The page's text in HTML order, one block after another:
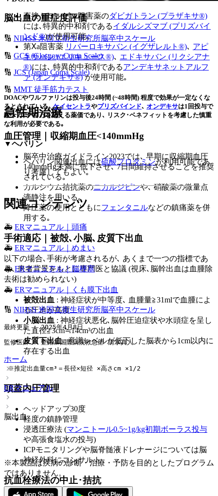
直接トロンビン阻害薬のダビガトラン (プラザキサ®)
には､特異的中和剤であるイダルシズマブ (プリズバイ
ンド®)が使用可能｡
第Ⅹa阻害薬 リバーロキサバン (イグザレルト®︎)､ アピ
キサバン (エリキュース®︎)､ エドキサバン (リクシアナ
®︎)には､ 特異的中和剤であるアンデキサネットアルフ
ァ (オンデキサ®︎)が使用可能｡
DOACやワルファリンは投与後24時間 (~48時間) 程度で効果が一定なくな
るとされている｡ケイセントラやプリズバインド､ オンデキサは1回投与で
数十万円~百万を超える薬価であり､ リスク･ベネフィットを考慮した慎重
な利用が必要である｡
▼ヘパリン
ヘパリン関連出血には硫酸プロタミンが利用可能であ
り考慮してもよい｡
関連コンテンツ
🚑 ERマニュアル｜頭痛
🚑 ERマニュアル｜めまい
🚑ERマニュアル｜脳梗塞
🚑 ERマニュアル｜くも膜下出血
🔢 NIHSS 米国立衛生研究所脳卒中スケール
最終更新 : 2025年4月8日
監修医師 : 聖路加国際病院救急部 清水真人
ホーム
ERマニュアル
脳出血
※本製品は疾病の診断・治療・予防を目的としたプログラム
ではありません。
脳出血の重症度評価
🔢 NIHSS 米国立衛生研究所脳卒中スケール
🔢 GCS (Glasgow Coma Scale)
🔢 JCS (Japan Coma Scale)
🔢 MMT 徒手筋力テスト
急性期治療
血圧管理｜収縮期血圧<140mmHg
脳卒中治療ガイドライン2023では､ 早期に収縮期血圧
140mmHg未満に低下させ､ 7日間維持させることを推奨
されている｡
カルシウム拮抗薬のニカルジピンや､ 硝酸薬の微量点
滴静注を用いる｡
降圧薬の使用とともにフェンタニルなどの鎮痛薬を併
用する｡
手術適応｜被殻､小脳､皮質下出血
以下の場合､手術が考慮されるが､ あくまで一つの指標であ
り､ 患者背景をもとに専門医と協議 (視床､脳幹出血は血腫除
去術は勧められない)
被殻出血 : 神経症状が中等度､ 血腫量≧31mlで血腫によ
る圧迫が高度
小脳出血 : 神経症状悪化､脳幹圧迫症状や水頭症を呈し
た直径≧3cm≒14cm³の出血
皮質下出血: 意識レベルが低下した脳表から1cm以内に
存在する出血
※推定出血量cm³＝長径×短径 ×高さcm ×1/2
頭蓋内圧管理
ヘッドアップ30度
軽度の鎮静管理
浸透圧療法 (マンニトール0.5~1g/kg初期ボーラス投与
や高張食塩水の投与)
ICPモニタリングや脳脊髄液ドレナージについては脳
神経外科にコンサルト
抗血栓療法の中止･拮抗